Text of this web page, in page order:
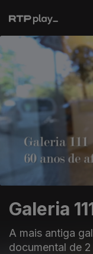
Galeria
A mais antiga
documental de